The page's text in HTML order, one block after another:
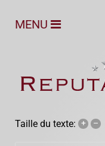
MENU
Taille du texte: + –